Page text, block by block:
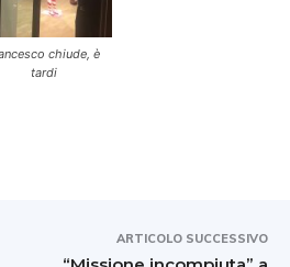
chiude, è
tardi
ARTICOLO SUCCESSIVO